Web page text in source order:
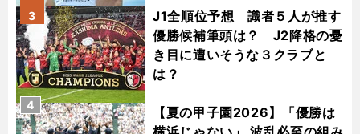
J1全順位予想 識者５人が推す
優勝候補筆頭は？ J2降格の憂
き目に遭いそうな３クラブと
は？
3
【夏の甲子園2026】「優勝は
4